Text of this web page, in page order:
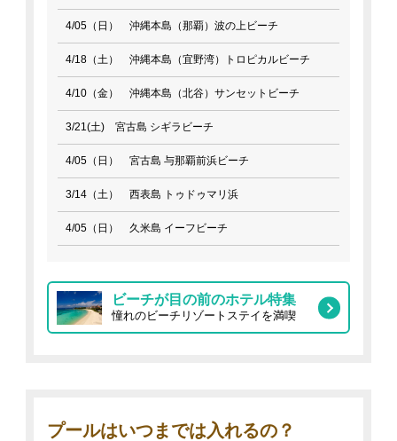
4/05（日） 沖縄本島（那覇）波の上ビーチ
4/18（土） 沖縄本島（宜野湾）トロピカルビーチ
4/10（金） 沖縄本島（北谷）サンセットビーチ
3/21(土) 宮古島 シギラビーチ
4/05（日） 宮古島 与那覇前浜ビーチ
3/14（土） 西表島 トゥドゥマリ浜
4/05（日） 久米島 イーフビーチ
ビーチが目の前のホテル特集
憧れのビーチリゾートステイを満喫
プールはいつまでは入れるの？